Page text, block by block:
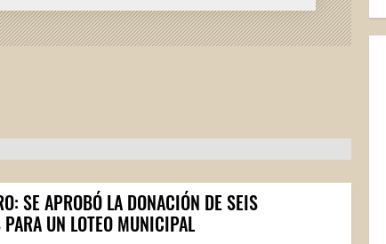
SE APROBÓ LA DONACIÓN DE SEIS
PARA UN LOTEO MUNICIPAL